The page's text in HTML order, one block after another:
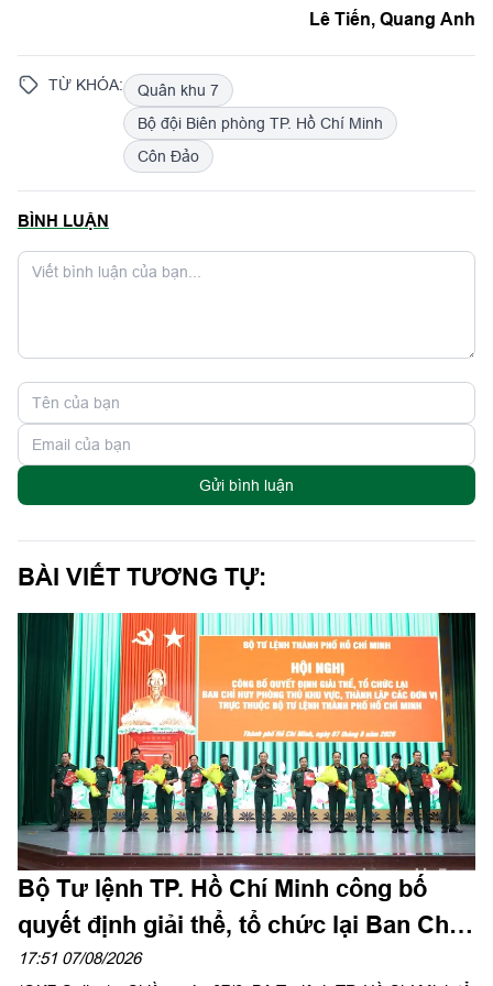
Lê Tiến, Quang Anh
TỪ KHÓA:
Quân khu 7
Bộ đội Biên phòng TP. Hồ Chí Minh
Côn Đảo
BÌNH LUẬN
Gửi bình luận
BÀI VIẾT TƯƠNG TỰ:
Bộ Tư lệnh TP. Hồ Chí Minh công bố
quyết định giải thể, tổ chức lại Ban Chỉ
huy PTKV, thành lập các đơn vị trực
17:51 07/08/2026